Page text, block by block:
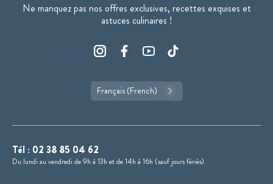
Ne manquez pas nos offres exclusives, recettes exquises et
astuces culinaires !
Français (French)
Tél : 02 38 85 04 62
Du lundi au vendredi de 9h à 13h et de 14h à 16h (sauf jours fériés).